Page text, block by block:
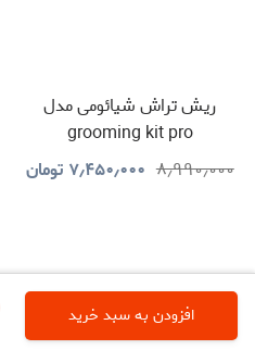
افزودن به سبد خرید
ریش تراش شیائومی مدل
grooming kit pro
۸٫۹۹۰٫۰۰۰ ۷٫۴۵۰٫۰۰۰ تومان